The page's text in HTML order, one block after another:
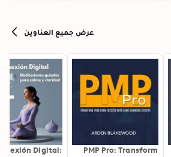
عرض جميع العناوين
PMP Pro: Transform
Digital: